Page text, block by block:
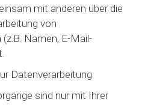
mit anderen über die
von
Namen, E-Mail-
Datenverarbeitung
sind nur mit Ihrer